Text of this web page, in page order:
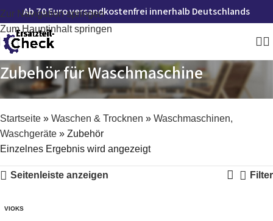
Zur Navigation springen
Zum Hauptinhalt springen
Ab 70 Euro versandkostenfrei innerhalb Deutschlands
Zubehör für Waschmaschine
Startseite » Waschen & Trocknen » Waschmaschinen,
Waschgeräte » Zubehör
Einzelnes Ergebnis wird angezeigt
Seitenleiste anzeigen Filter
VIOKS